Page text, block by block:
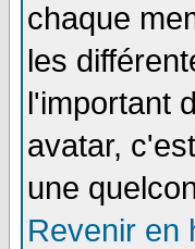
chaque
les
l'important
avatar,
une
Revenir en